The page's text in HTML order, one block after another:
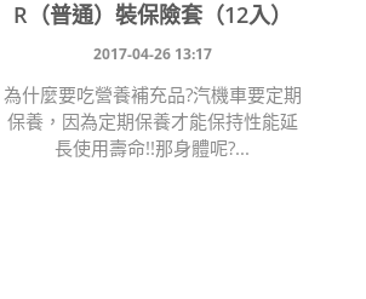
R（普通）裝保險套（12入）
2017-04-26 13:17
為什麼要吃營養補充品?汽機車要定期
保養，因為定期保養才能保持性能延
長使用壽命!!那身體呢?...